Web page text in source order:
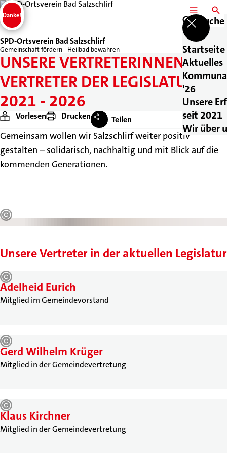
SPD-Ortsverein Bad Salzschlirf
Gemeinschaft fördern - Heilbad bewahren
MENÜSuche
Startseite
Aktuelles
'26
Unsere
seit 2021
Wir über
UNSERE VERTRETERINNEN UND
VERTRETER DER LEGISLATUR
2021 - 2026
Vorlesen Drucken Teilen
Gemeinsam wollen wir Salzschlirf weiter positiv
gestalten – solidarisch, nachhaltig und mit Blick auf die
kommenden Generationen.
Unsere Vertreter in der aktuellen Legislatur
Adelheid Eurich
Mitglied im Gemeindevorstand
Gerd Wilhelm Krüger
Mitglied in der Gemeindevertretung
Klaus Kirchner
Mitglied in der Gemeindevertretung
Danke!